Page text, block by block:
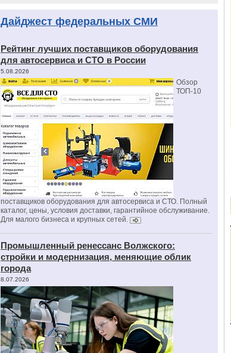
Дайджест федеральных СМИ
Рейтинг лучших поставщиков оборудования
для автосервиса и СТО в России
5.08.2026
Обзор
ТОП-10
поставщиков оборудования для автосервиса и СТО. Полный
каталог, цены, условия доставки, гарантийное обслуживание.
Для малого бизнеса и крупных сетей.
Промышленный ренессанс Волжского:
стройки и модернизация, меняющие облик
города
8.07.2026